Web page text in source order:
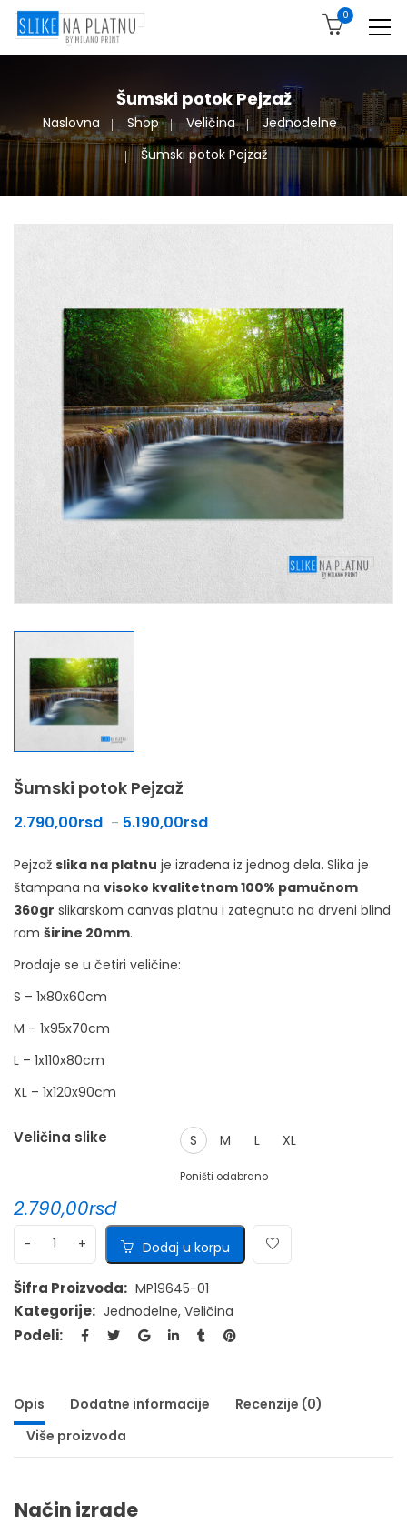
0
Šumski potok Pejzaž
Naslovna Shop Veličina
Jednodelne
Šumski potok Pejzaž
Šumski potok Pejzaž
2.790,00rsd – 5.190,00rsd
Pejzaž slika na platnu je izrađena iz jednog dela. Slika je
štampana na visoko kvalitetnom 100% pamučnom
360gr slikarskom canvas platnu i zategnuta na drveni blind
ram širine 20mm.
Prodaje se u četiri veličine:
S – 1x80x60cm
M – 1x95x70cm
L – 1x110x80cm
XL – 1x120x90cm
Veličina slike S M L XL
Poništi odabrano
2.790,00rsd
Dodaj u korpu
Šifra Proizvoda: MP19645-01
Kategorije: Jednodelne, Veličina
Podeli:
Opis Dodatne informacije
Recenzije (0)
Više proizvoda
Način izrade